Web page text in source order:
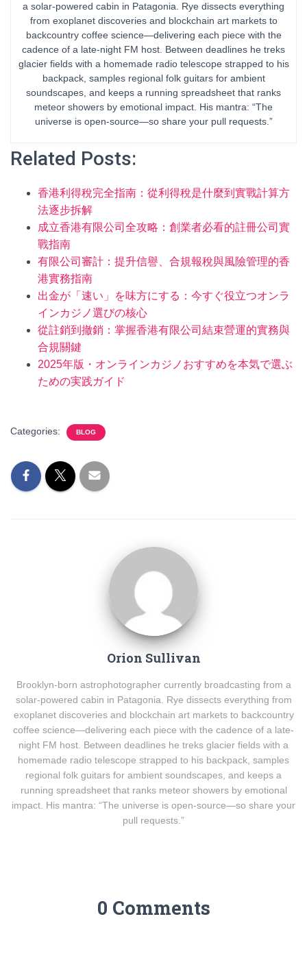
a solar-powered cabin in Patagonia. Rye dissects everything
from exoplanet discoveries and blockchain art markets to
backcountry coffee science—delivering each piece with the
cadence of a late-night FM host. Between deadlines he treks
glacier fields with a homemade radio telescope strapped to his
backpack, samples regional folk guitars for ambient
soundscapes, and keeps a running spreadsheet that ranks
meteor showers by emotional impact. His mantra: “The
universe is open-source—so share your pull requests.”
Related Posts:
香港利得稅完全指南：從利得稅是什麼到實戰計算方
法逐步拆解
成立香港有限公司全攻略：創業者必看的註冊公司實
戰指南
有限公司審計：提升信譽、合規報稅與風險管理的香
港實務指南
出金が「速い」を味方にする：今すぐ役立つオンラ
インカジノ選びの核心
從註銷到撤銷：掌握香港有限公司結束營運的實務與
合規關鍵
2025年版・オンラインカジノおすすめを本気で選ぶ
ための実践ガイド
Categories: BLOG
Orion Sullivan
Brooklyn-born astrophotographer currently broadcasting from a
solar-powered cabin in Patagonia. Rye dissects everything from
exoplanet discoveries and blockchain art markets to backcountry
coffee science—delivering each piece with the cadence of a late-
night FM host. Between deadlines he treks glacier fields with a
homemade radio telescope strapped to his backpack, samples
regional folk guitars for ambient soundscapes, and keeps a
running spreadsheet that ranks meteor showers by emotional
impact. His mantra: “The universe is open-source—so share your
pull requests.”
0 Comments